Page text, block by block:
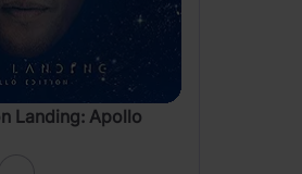
Landing: Apollo